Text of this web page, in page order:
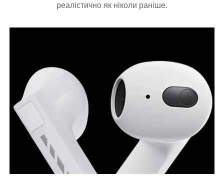
реалістично як ніколи раніше.